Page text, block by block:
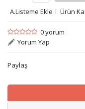
A.Listeme Ekle
Ürün
0 yorum
Yorum Yap
Paylaş